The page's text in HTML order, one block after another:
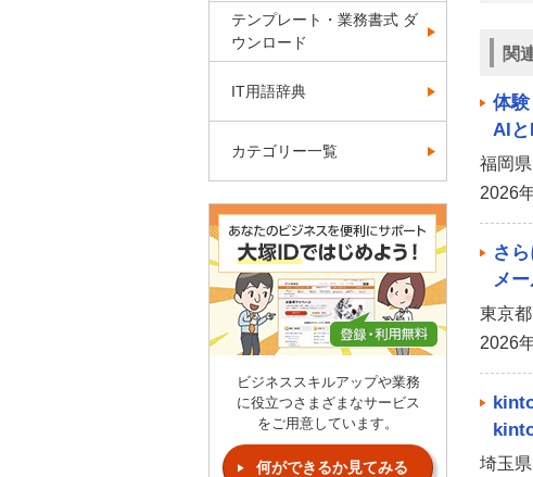
関
体
AIと
福岡
2026
さ
メ
東京都
2026
埼玉
テンプレート・業務書式 ダ
ウンロード
IT用語辞典
カテゴリー一覧
ビジネススキルアップや業務
に役立つさまざまなサービス
をご用意しています。
何ができるか見てみる